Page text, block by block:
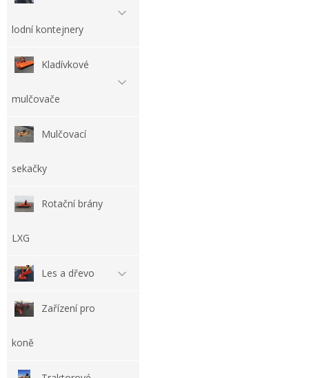
lodní kontejnery
Kladívkové
mulčovače
Mulčovací
sekačky
Rotační brány
LXG
Les a dřevo
Zařízení pro
koně